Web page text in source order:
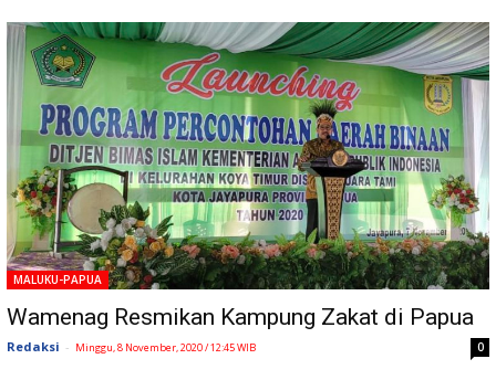
MALUKU-PAPUA
Wamenag Resmikan Kampung Zakat di Papua
Redaksi - Minggu, 8 November, 2020 / 12:45 WIB 0